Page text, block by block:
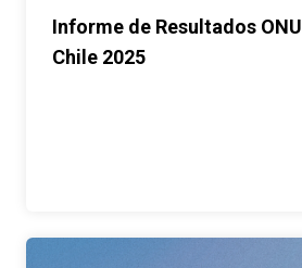
Informe de Resultados ONU
Chile 2025